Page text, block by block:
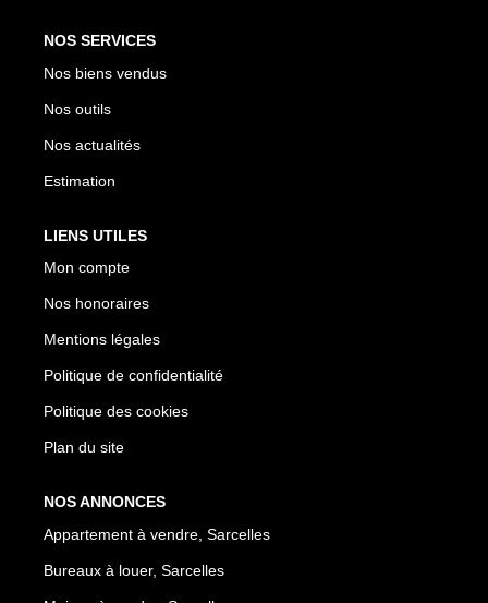
NOS SERVICES
Nos biens vendus
Nos outils
Nos actualités
Estimation
LIENS UTILES
Mon compte
Nos honoraires
Mentions légales
Politique de confidentialité
Politique des cookies
Plan du site
NOS ANNONCES
Appartement à vendre, Sarcelles
Bureaux à louer, Sarcelles